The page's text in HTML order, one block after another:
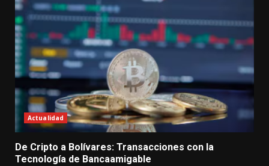
Actualidad
De Cripto a Bolívares: Transacciones con la
Tecnología de Bancaamigable